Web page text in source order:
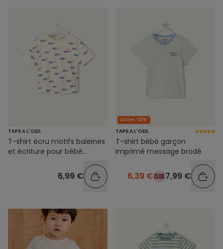
TAPE A L'OEIL
T-shirt écru motifs baleines
et écriture pour bébé
6,99 €
Outlet -20%*
TAPE A L'OEIL
T-shirt bébé garçon
imprimé message brodé
6,39 € 7,99 €